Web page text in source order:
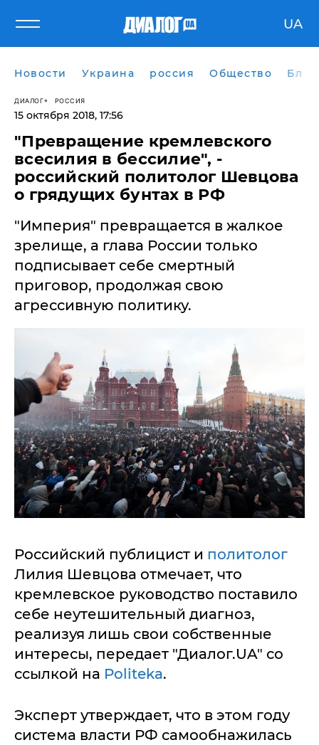
UA
Новости Украина россия Общество
ДИАЛОГ РОССИЯ
15 октября 2018, 17:56
"Превращение кремлевского
всесилия в бессилие", -
российский политолог Шевцова
о грядущих бунтах в РФ
"Империя" превращается в жалкое
зрелище, а глава России только
подписывает себе смертный
приговор, продолжая свою
агрессивную политику.
Российский публицист и политолог
Лилия Шевцова отмечает, что
кремлевское руководство поставило
себе неутешительный диагноз,
реализуя лишь свои собственные
интересы, передает "Диалог.UA" со
ссылкой на Politeka.
Эксперт утверждает, что в этом году
система власти РФ самообнажилась